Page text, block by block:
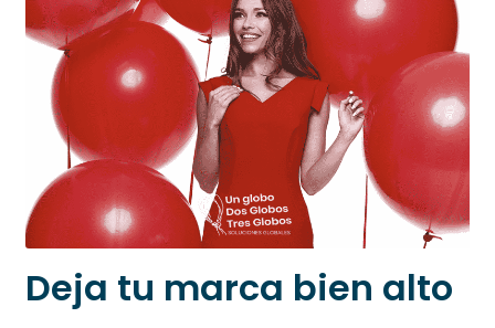
Deja tu marca bien alto